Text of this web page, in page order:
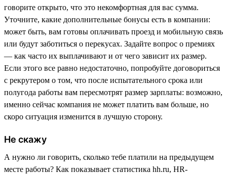
говорите открыто, что это некомфортная для вас сумма.
Уточните, какие дополнительные бонусы есть в компании:
может быть, вам готовы оплачивать проезд и мобильную связь
или будут заботиться о перекусах. Задайте вопрос о премиях
— как часто их выплачивают и от чего зависит их размер.
Если этого все равно недостаточно, попробуйте договориться
с рекрутером о том, что после испытательного срока или
полугода работы вам пересмотрят размер зарплаты: возможно,
именно сейчас компания не может платить вам больше, но
скоро ситуация изменится в лучшую сторону.
Не скажу
А нужно ли говорить, сколько тебе платили на предыдущем
месте работы? Как показывает статистика hh.ru, HR-